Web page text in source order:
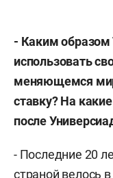
- Каким образом
использовать
меняющемся
ставку? На
после
- Последние 20
страной велось